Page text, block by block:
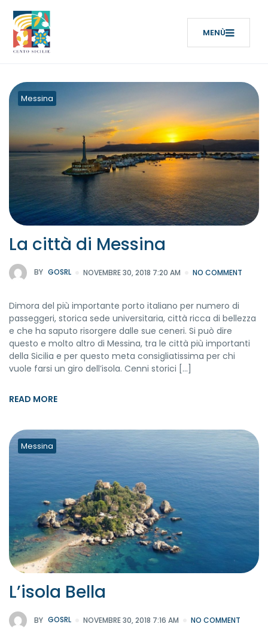
Messina
La città di Messina
BY GOSRL NOVEMBRE 30, 2018 7:20 AM NO COMMENT
Dimora del più importante porto italiano per numero di
passeggeri, storica sede universitaria, città ricca di bellezza
e che ha saputo risorgere dalle sue ceneri. Si può dire
questo e molto altro di Messina, tra le città più importanti
della Sicilia e per questo meta consigliatissima per chi
vuole farsi un giro dell’isola. Cenni storici […]
READ MORE
Messina
L’isola Bella
BY GOSRL NOVEMBRE 30, 2018 7:16 AM NO COMMENT